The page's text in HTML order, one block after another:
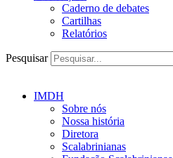
Caderno de debates
Cartilhas
Relatórios
Pesquisar
IMDH
Sobre nós
Nossa história
Diretora
Scalabrinianas​